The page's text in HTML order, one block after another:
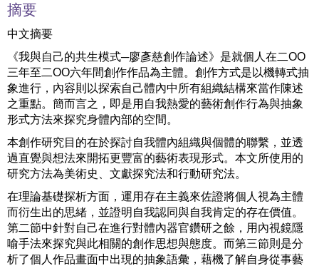
摘要
中文摘要
《我與自己的共生模式─廖彥慈創作論述》是就個人在二ΟΟ
三年至二ΟΟ六年間創作作品為主體。創作方式是以機轉式抽
象進行，內容則以探索自己體內中所有組織結構來當作陳述
之重點。簡而言之，即是用自我熱愛的藝術創作行為與抽象
形式方法來探究身體內部的空間。
本創作研究目的在於探討自我體內組織與個體的聯繫，並透
過直覺與想法來開拓更豐富的藝術表現形式。本文所使用的
研究方法為美術史、文獻探究法和行動研究法。
在理論基礎探析方面，運用存在主義來佐證將個人視為主體
而衍生出的思緒，並證明自我認同與自我肯定的存在價值。
第二節中針對自己在進行對體內器官鑽研之餘，用內視鏡隱
喻手法來探究與此相關的創作思想與態度。而第三節則是分
析了個人作品畫面中出現的抽象語彙，藉機了解自身從事藝